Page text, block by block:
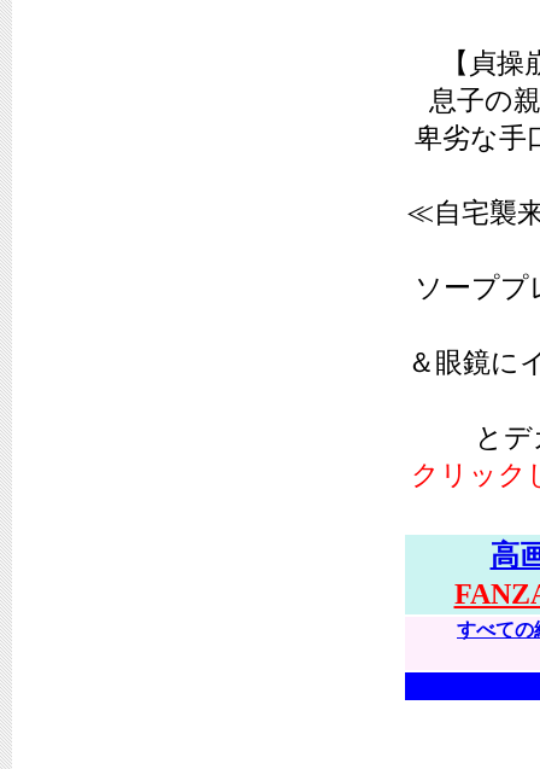
【貞
息子の
卑劣な手
≪自宅襲
ソーププ
＆眼鏡に
と
クリック
高
すべての